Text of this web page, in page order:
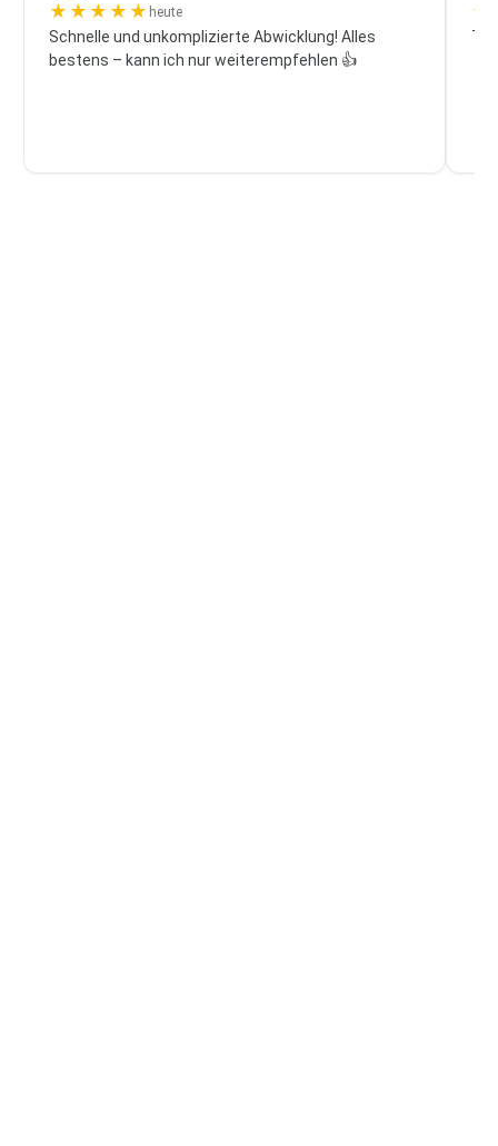
★ ★ ★ ★ ★ heute
Schnelle und unkomplizierte Abwicklung! Alles
bestens – kann ich nur weiterempfehlen 👍
★